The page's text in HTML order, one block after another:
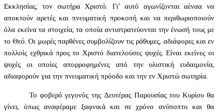
Εκκλησίας, τον σωτήρα Χριστό. Γι’ αυτό αγωνίζονται αέναα να
αποκτούν αρετές και πνευματική προκοπή και να περιθωριοποιούν
όλα εκείνα τα στοιχεία, τα οποία αντιστρατεύονται την ένωσή τους με
το Θεό. Οι μωρές παρθένες συμβολίζουν τις ράθυμες, αδιάφορες και εν
πολλοίς εχθρικά προς το Χριστό διατελούσες ψυχές. Είναι εκείνες οι
ψυχές οι οποίες απορροφημένες από την υλιστική ευδαιμονία,
αδιαφορούν για την πνευματική πρόοδο και την εν Χριστώ σωτηρία.
Το φοβερό γεγονός της Δευτέρας Παρουσίας του Κυρίου θα
γίνει, όπως αναφέραμε ξαφνικά και σε χρόνο ανύποπτο και θα